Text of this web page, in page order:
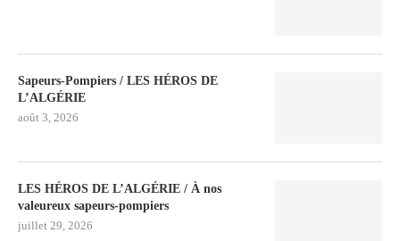
Sapeurs-Pompiers / LES HÉROS DE
L’ALGÉRIE
août 3, 2026
LES HÉROS DE L’ALGÉRIE / À nos
valeureux sapeurs-pompiers
juillet 29, 2026